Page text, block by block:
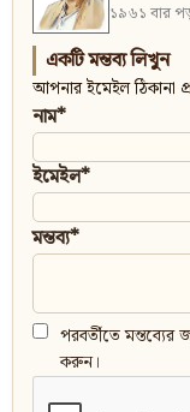
১৯৬১ বার
একটি মন্তব্য লিখুন
আপনার ইমেইল ঠিকানা
নাম*
ইমেইল*
মন্তব্য*
পরবর্তীতে
করুন।